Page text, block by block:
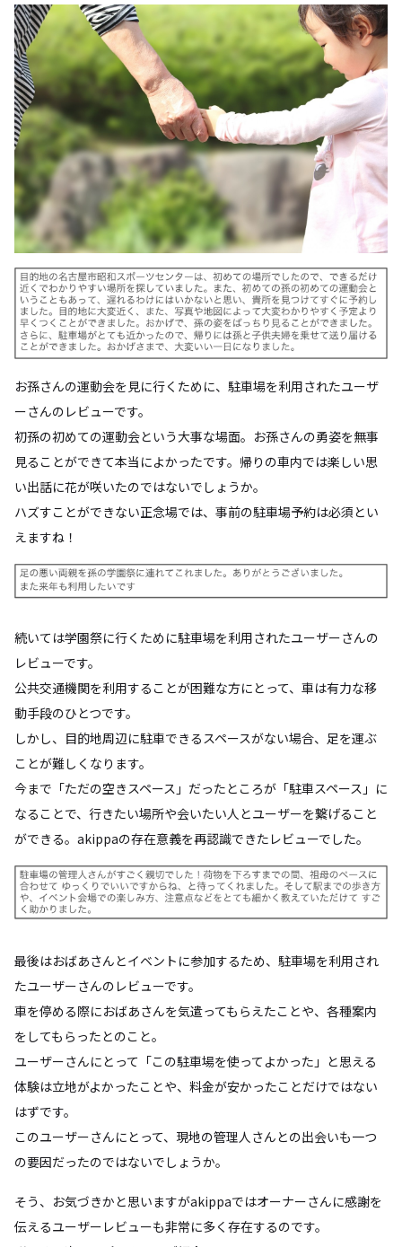
お孫さんの運動会を見に行くために、駐車場を利用されたユーザ
ーさんのレビューです。
初孫の初めての運動会という大事な場面。お孫さんの勇姿を無事
見ることができて本当によかったです。帰りの車内では楽しい思
い出話に花が咲いたのではないでしょうか。
ハズすことができない正念場では、事前の駐車場予約は必須とい
えますね！
続いては学園祭に行くために駐車場を利用されたユーザーさんの
レビューです。
公共交通機関を利用することが困難な方にとって、車は有力な移
動手段のひとつです。
しかし、目的地周辺に駐車できるスペースがない場合、足を運ぶ
ことが難しくなります。
今まで「ただの空きスペース」だったところが「駐車スペース」に
なることで、行きたい場所や会いたい人とユーザーを繋げること
ができる。akippaの存在意義を再認識できたレビューでした。
最後はおばあさんとイベントに参加するため、駐車場を利用され
たユーザーさんのレビューです。
車を停める際におばあさんを気遣ってもらえたことや、各種案内
をしてもらったとのこと。
ユーザーさんにとって「この駐車場を使ってよかった」と思える
体験は立地がよかったことや、料金が安かったことだけではない
はずです。
このユーザーさんにとって、現地の管理人さんとの出会いも一つ
の要因だったのではないでしょうか。
そう、お気づきかと思いますがakippaではオーナーさんに感謝を
伝えるユーザーレビューも非常に多く存在するのです。